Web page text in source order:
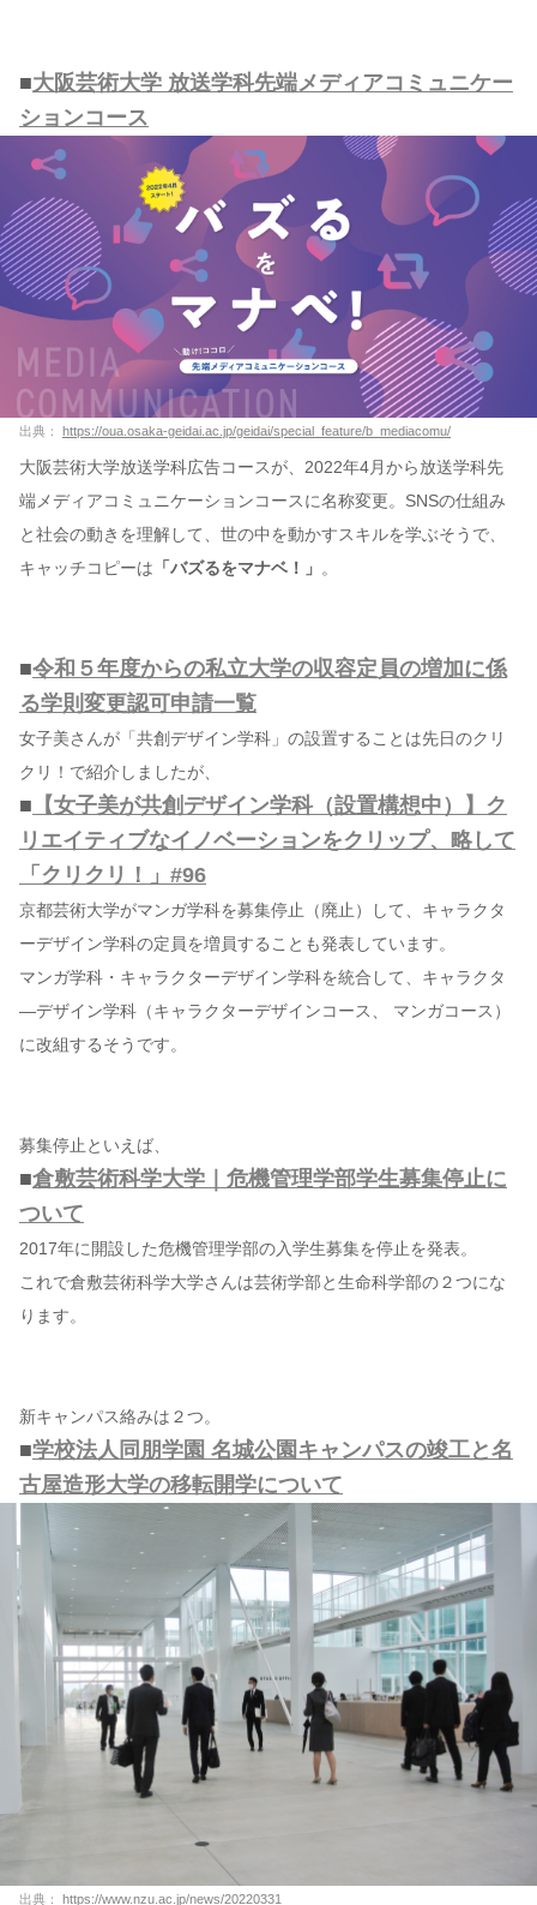
■大阪芸術大学 放送学科先端メディアコミュニケー
ションコース
出典： https://oua.osaka-geidai.ac.jp/geidai/special_feature/b_mediacomu/
大阪芸術大学放送学科広告コースが、2022年4月から放送学科先
端メディアコミュニケーションコースに名称変更。SNSの仕組み
と社会の動きを理解して、世の中を動かすスキルを学ぶそうで、
キャッチコピーは 「バズるをマナベ！」 。
■令和５年度からの私立大学の収容定員の増加に係
る学則変更認可申請一覧
女子美さんが「共創デザイン学科」の設置することは先日のクリ
クリ！で紹介しましたが、
■ 【女子美が共創デザイン学科（設置構想中）】ク
リエイティブなイノベーションをクリップ、略して
「クリクリ！」#96
京都芸術大学がマンガ学科を募集停止（廃止）して、キャラクタ
ーデザイン学科の定員を増員することも発表しています。
マンガ学科・キャラクターデザイン学科を統合して、キャラクタ
―デザイン学科（キャラクターデザインコース、 マンガコース）
に改組するそうです。
募集停止といえば、
■倉敷芸術科学大学｜危機管理学部学生募集停止に
ついて
2017年に開設した危機管理学部の入学生募集を停止を発表。
これで倉敷芸術科学大学さんは芸術学部と生命科学部の２つにな
ります。
新キャンパス絡みは２つ。
■学校法人同朋学園 名城公園キャンパスの竣工と名
古屋造形大学の移転開学について
出典： https://www.nzu.ac.jp/news/20220331